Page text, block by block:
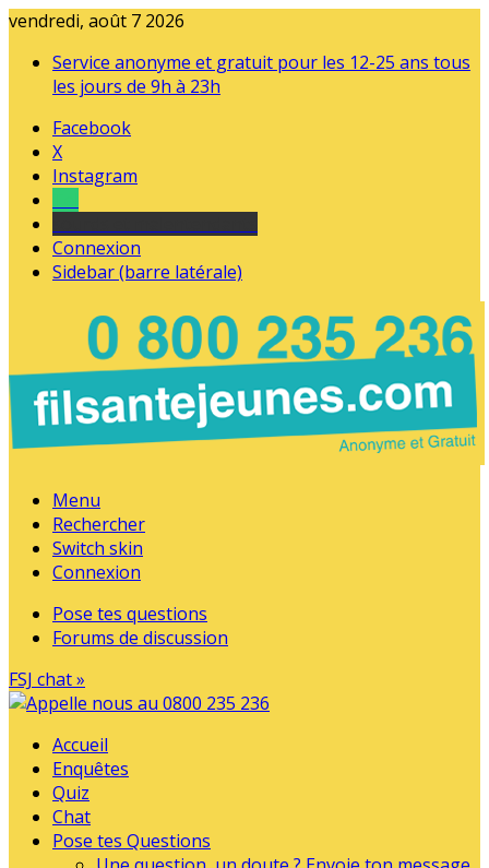
vendredi, août 7 2026
Service anonyme et gratuit pour les 12-25 ans tous
les jours de 9h à 23h
Facebook
X
Instagram
Connexion
Sidebar (barre latérale)
Menu
Rechercher
Switch skin
Connexion
Pose tes questions
Forums de discussion
FSJ chat »
Accueil
Enquêtes
Quiz
Chat
Pose tes Questions